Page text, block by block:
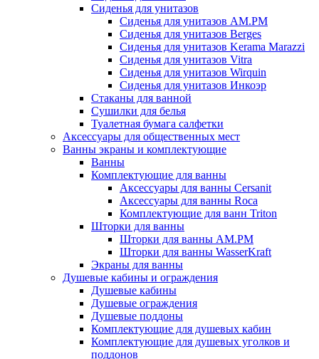
Сиденья для унитазов
Сиденья для унитазов AM.PM
Сиденья для унитазов Berges
Сиденья для унитазов Kerama Marazzi
Сиденья для унитазов Vitra
Сиденья для унитазов Wirquin
Сиденья для унитазов Инкоэр
Стаканы для ванной
Сушилки для белья
Туалетная бумага салфетки
Аксессуары для общественных мест
Ванны экраны и комплектующие
Ванны
Комплектующие для ванны
Аксессуары для ванны Cersanit
Аксессуары для ванны Roca
Комплектующие для ванн Triton
Шторки для ванны
Шторки для ванны AM.PM
Шторки для ванны WasserKraft
Экраны для ванны
Душевые кабины и ограждения
Душевые кабины
Душевые ограждения
Душевые поддоны
Комплектующие для душевых кабин
Комплектующие для душевых уголков и
поддонов